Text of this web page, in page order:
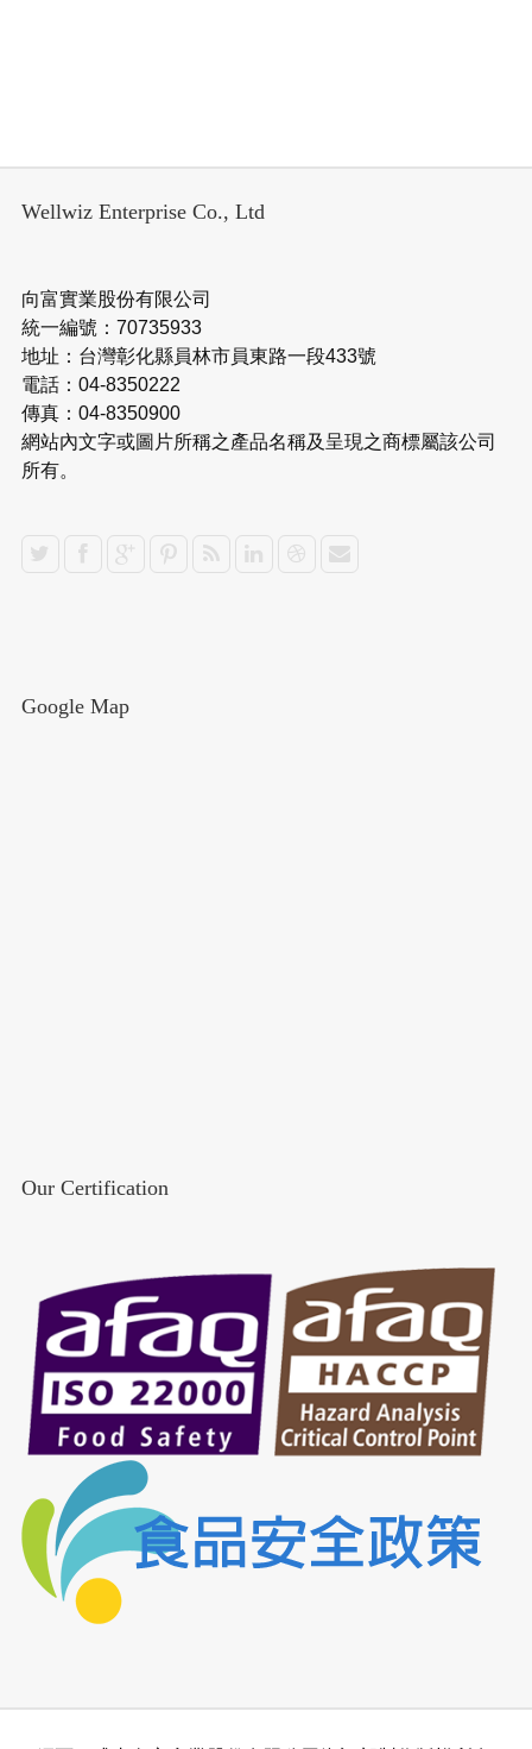
Wellwiz Enterprise Co., Ltd
向富實業股份有限公司
統一編號：70735933
地址：台灣彰化縣員林市員東路一段433號
電話：04-8350222
傳真：04-8350900
網站內文字或圖片所稱之產品名稱及呈現之商標屬該公司
所有。
Google Map
Our Certification